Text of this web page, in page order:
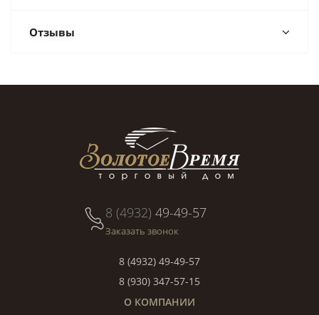
Отзывы
8 (4932) 49-49-57
Заказать звонок
8 (4932) 49-49-57
8 (930) 347-57-15
О КОМПАНИИ